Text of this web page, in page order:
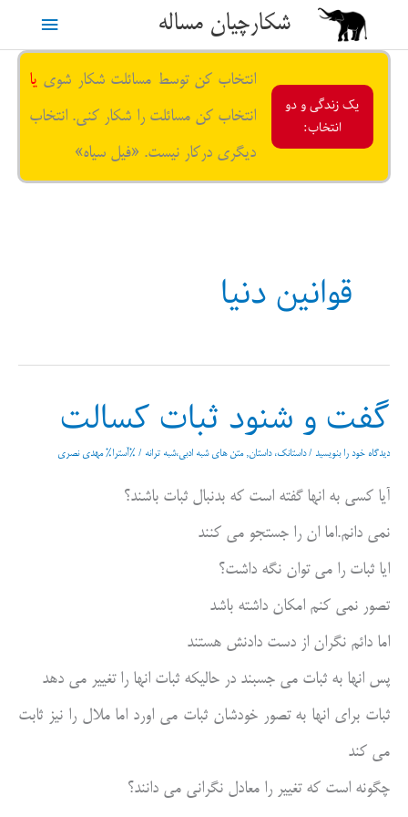
محتوا
شکارچیان مساله
فهرست
یک زندگی و دو
انتخاب:
انتخاب کن توسط مسائلت شکار شوی یا
انتخاب کن مسائلت را شکار کنی. انتخاب
دیگری درکار نیست. «فیل سیاه»
قوانین دنیا
گفت و شنود ثبات کسالت
دیدگاه‌ خود را بنویسید /داستانک، داستان,متن های شبه ادبی،شبه ترانه / %آسترا% مهدی نصری
آیا کسی به انها گفته است که بدنبال ثبات باشند؟
نمی دانم.اما ان را جستجو می کنند
ایا ثبات را می توان نگه داشت؟
تصور نمی کنم امکان داشته باشد
اما دائم نگران از دست دادنش هستند
پس انها به ثبات می جسبند در حالیکه ثبات انها را تغییر می دهد
ثبات برای انها به تصور خودشان ثبات می اورد اما ملال را نیز ثابت
می کند
چگونه است که تغییر را معادل نگرانی می دانند؟